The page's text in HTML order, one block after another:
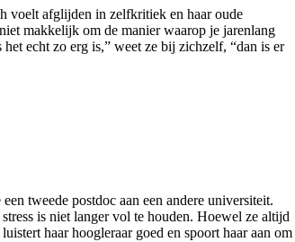
voelt afglijden in zelfkritiek en haar oude
makkelijk om de manier waarop je jarenlang
echt zo erg is,” weet ze bij zichzelf, “dan is er
tweede postdoc aan een andere universiteit.
is niet langer vol te houden. Hoewel ze altijd
haar hoogleraar goed en spoort haar aan om